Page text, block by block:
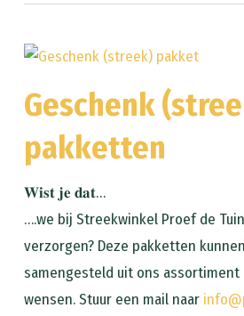
Geschenk
pakketten
𝐖𝐢𝐬𝐭 𝐣𝐞 𝐝𝐚𝐭…
….we bij Streekwinkel Proef de
verzorgen? Deze pakketten
samengesteld uit ons assortiment
wensen. Stuur een mail naar